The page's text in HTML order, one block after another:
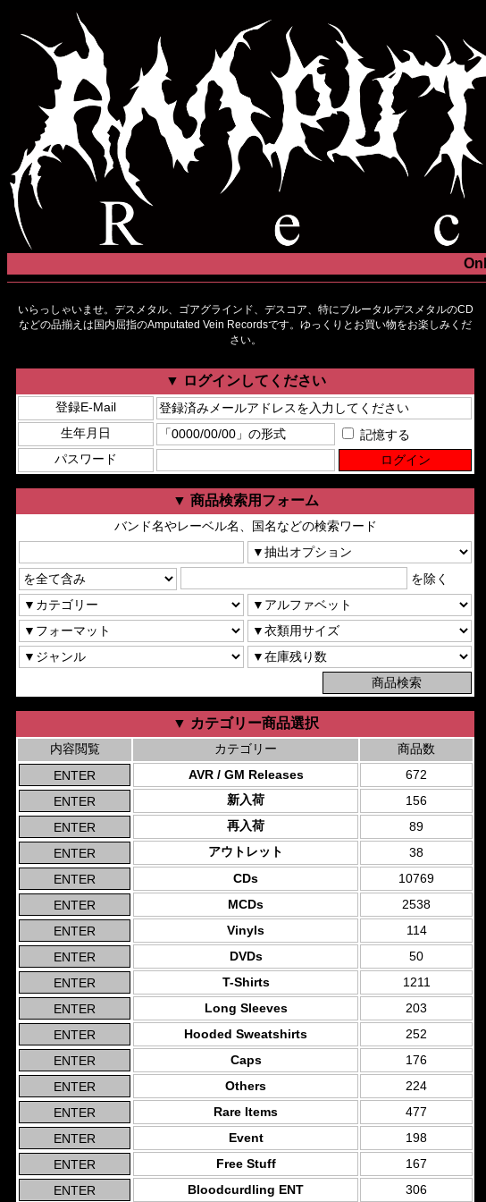
いらっしゃいませ。デスメタル、ゴアグラインド、デスコア、特にブルータルデスメタルのCD
などの品揃えは国内屈指のAmputated Vein Recordsです。ゆっくりとお買い物をお楽しみくだ
さい。
▼ ログインしてください
登録E-Mail
生年月日
記憶する
パスワード
▼ 商品検索用フォーム
バンド名やレーベル名、国名などの検索ワード
を除く
▼ カテゴリー商品選択
内容閲覧 カテゴリー
商品数
AVR / GM Releases
672
新入荷
156
再入荷
89
アウトレット
38
CDs
10769
MCDs
2538
Vinyls
114
DVDs
50
T-Shirts
1211
Long Sleeves
203
Hooded Sweatshirts
252
Caps
176
Others
224
Rare Items
477
Event
198
Free Stuff
167
Bloodcurdling ENT
306